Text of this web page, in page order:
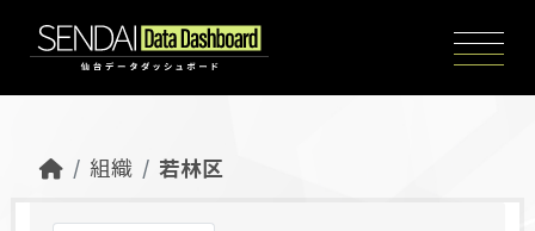
組織 若林区